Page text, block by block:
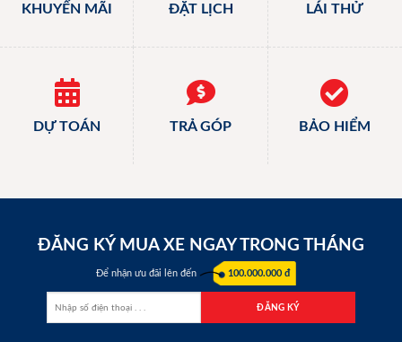
KHUYẾN MÃI ĐẶT LỊCH LÁI THỬ
DỰ TOÁN TRẢ GÓP BẢO HIỂM
ĐĂNG KÝ MUA XE NGAY TRONG THÁNG
Để nhận ưu đãi lên đến 100.000.000 đ